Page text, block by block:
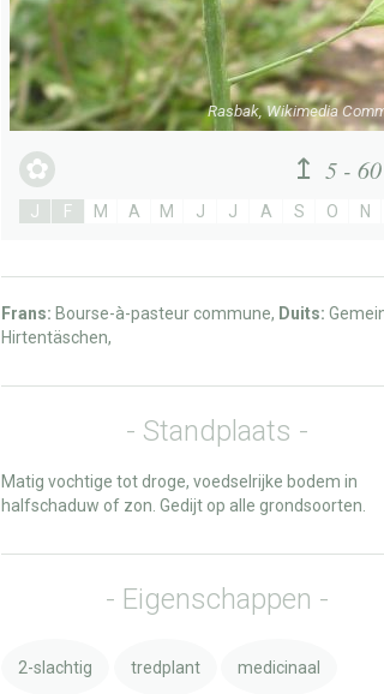
Rasbak, Wikimedia
5 -
J F M A M J J A S O N
Frans: Bourse-à-pasteur commune, Duits:
Hirtentäschen,
Standplaats
Matig vochtige tot droge, voedselrijke bodem in
halfschaduw of zon. Gedijt op alle grondsoorten.
Eigenschappen
2-slachtig tredplant medicinaal